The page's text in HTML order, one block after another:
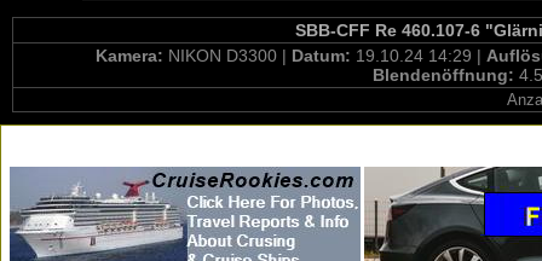
SBB-CFF Re 460.107-6
Kamera: NIKON D3300 | Datum: 19.10.24 14:29 |
Blendenöffnung: